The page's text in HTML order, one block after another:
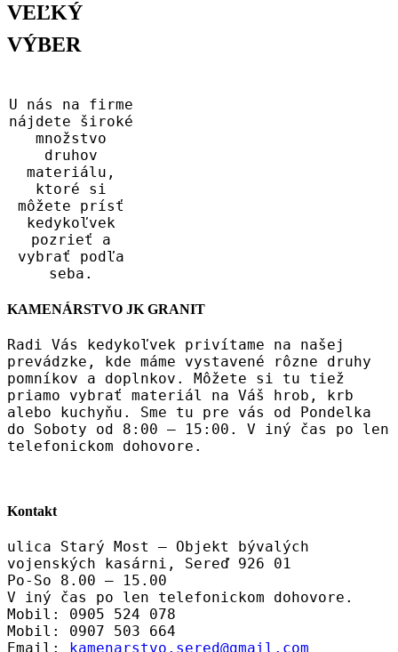
VEĽKÝ
VÝBER
U nás na firme
nájdete široké
množstvo
druhov
materiálu,
ktoré si
môžete prísť
kedykoľvek
pozrieť a
vybrať podľa
seba.
KAMENÁRSTVO JK GRANIT
Radi Vás kedykoľvek privítame na našej
prevádzke, kde máme vystavené rôzne druhy
pomníkov a doplnkov. Môžete si tu tiež
priamo vybrať materiál na Váš hrob, krb
alebo kuchyňu. Sme tu pre vás od Pondelka
do Soboty od 8:00 – 15:00. V iný čas po len
telefonickom dohovore.
Kontakt
ulica Starý Most – Objekt bývalých
vojenských kasárni, Sereď 926 01
Po-So 8.00 – 15.00
V iný čas po len telefonickom dohovore.
Mobil: 0905 524 078
Mobil: 0907 503 664
Email:
kamenarstvo.sered@gmail.com